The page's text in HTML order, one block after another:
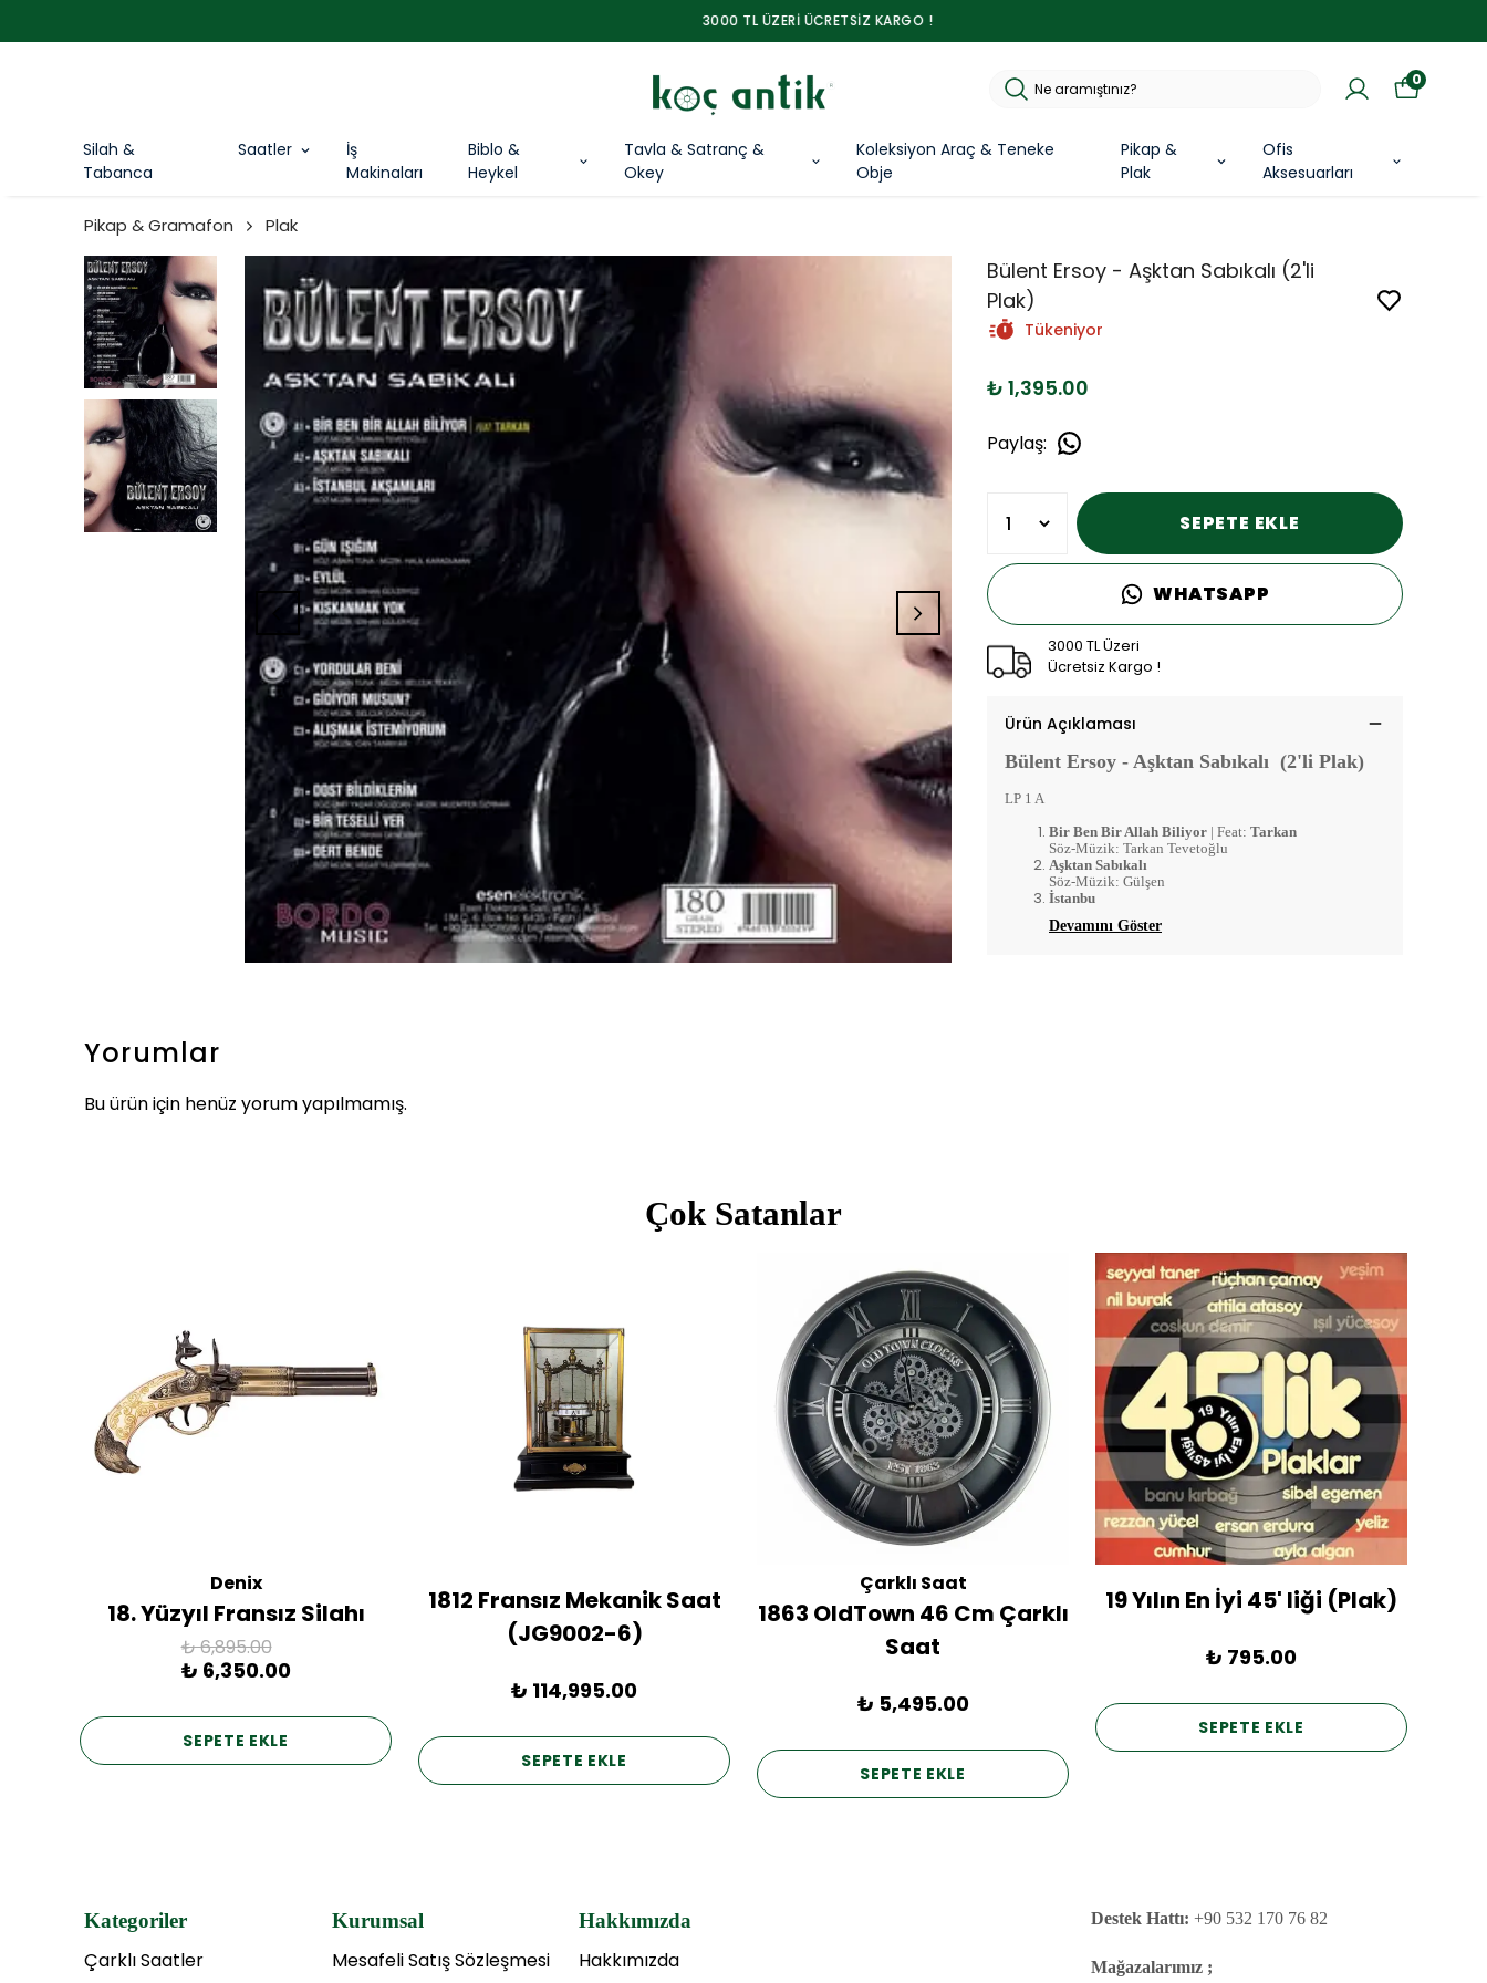
3000 TL ÜZERİ ÜCRETSİZ KARGO !
Silah &
Tabanca
Saatler
İş
Makinaları
Biblo &
Heykel
Tavla & Satranç &
Okey
Koleksiyon Araç & Teneke
Obje
Pikap &
Plak
Ofis
Aksesuarları
0
Pikap & Gramafon Plak
Bülent Ersoy - Aşktan Sabıkalı (2'li
Plak)
Tükeniyor
₺ 1,395.00
Paylaş:
SEPETE EKLE
WHATSAPP
3000 TL Üzeri
Ücretsiz Kargo !
Ürün Açıklaması
Bülent Ersoy - Aşktan Sabıkalı (2'li Plak)
LP 1 A
Bir Ben Bir Allah Biliyor | Feat: Tarkan
Söz-Müzik: Tarkan Tevetoğlu
Aşktan Sabıkalı
Söz-Müzik: Gülşen
İstanbu
Devamını Göster
Yorumlar
Bu ürün için henüz yorum yapılmamış.
Çok Satanlar
Denix
18. Yüzyıl Fransız Silahı
₺ 6,895.00
₺ 6,350.00
SEPETE EKLE
1812 Fransız Mekanik Saat
(JG9002-6)
₺ 114,995.00
SEPETE EKLE
Çarklı Saat
1863 OldTown 46 Cm Çarklı
Saat
₺ 5,495.00
SEPETE EKLE
19 Yılın En İyi 45' liği (Plak)
₺ 795.00
SEPETE EKLE
Kategoriler
Çarklı Saatler
Kurumsal
Mesafeli Satış Sözleşmesi
Hakkımızda
Hakkımızda
Destek Hattı: +90 532 170 76 82
Mağazalarımız ;